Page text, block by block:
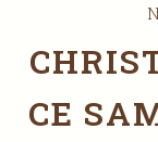
CE